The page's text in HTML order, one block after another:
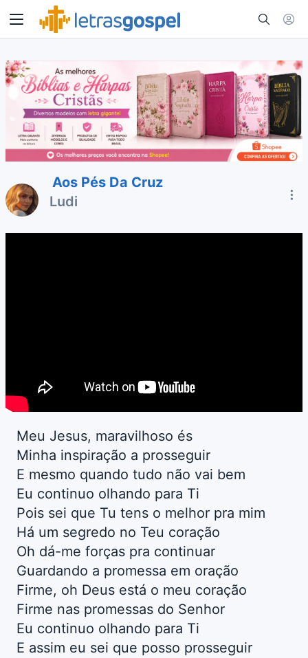
Aos Pés Da Cruz
Ludi
Meu Jesus, maravilhoso és
Minha inspiração a prosseguir
E mesmo quando tudo não vai bem
Eu continuo olhando para Ti
Pois sei que Tu tens o melhor pra mim
Há um segredo no Teu coração
Oh dá-me forças pra continuar
Guardando a promessa em oração
Firme, oh Deus está o meu coração
Firme nas promessas do Senhor
Eu continuo olhando para Ti
E assim eu sei que posso prosseguir